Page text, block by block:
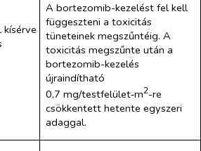
A bortezomib-kezelést fel kell
függeszteni a toxicitás
tüneteinek megszűntéig. A
toxicitás megszűnte után a
bortezomib-kezelés
újraindítható
0,7 mg/testfelület‑m2-re
csökkentett hetente egyszeri
adaggal.